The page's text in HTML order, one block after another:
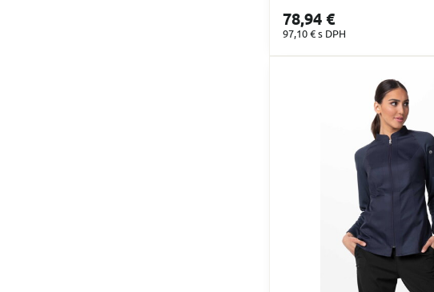
78,94 €
97,10 €s DPH